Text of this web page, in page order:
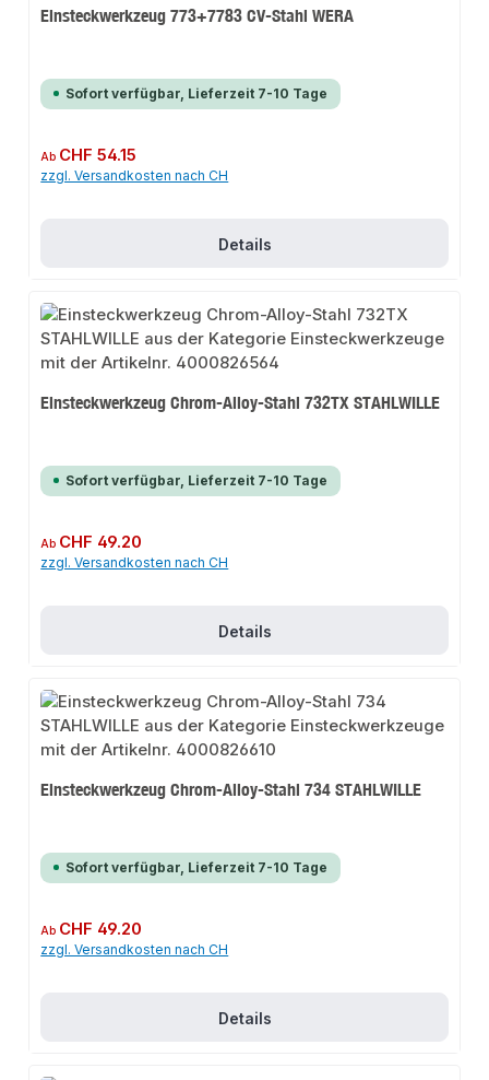
Einsteckwerkzeug 773+7783 CV-Stahl WERA
Sofort verfügbar, Lieferzeit 7-10 Tage
Regulärer Preis:
Ab CHF 54.15
zzgl. Versandkosten nach CH
Details
Einsteckwerkzeug Chrom-Alloy-Stahl 732TX STAHLWILLE
Sofort verfügbar, Lieferzeit 7-10 Tage
Regulärer Preis:
Ab CHF 49.20
zzgl. Versandkosten nach CH
Details
Einsteckwerkzeug Chrom-Alloy-Stahl 734 STAHLWILLE
Sofort verfügbar, Lieferzeit 7-10 Tage
Regulärer Preis:
Ab CHF 49.20
zzgl. Versandkosten nach CH
Details